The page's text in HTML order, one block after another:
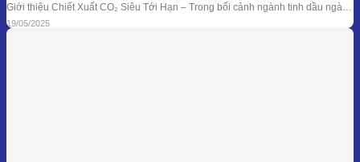
Giới thiệu Chiết Xuất CO₂ Siêu Tới Hạn – Trong bối cảnh ngành tinh dầu ngày
càng đồi hỏi cao về độ tinh khiết, tính an toàn và hiệu quả sinh học, phương
pháp chiết xuất bằng CO₂ siêu tới
19/05/2025